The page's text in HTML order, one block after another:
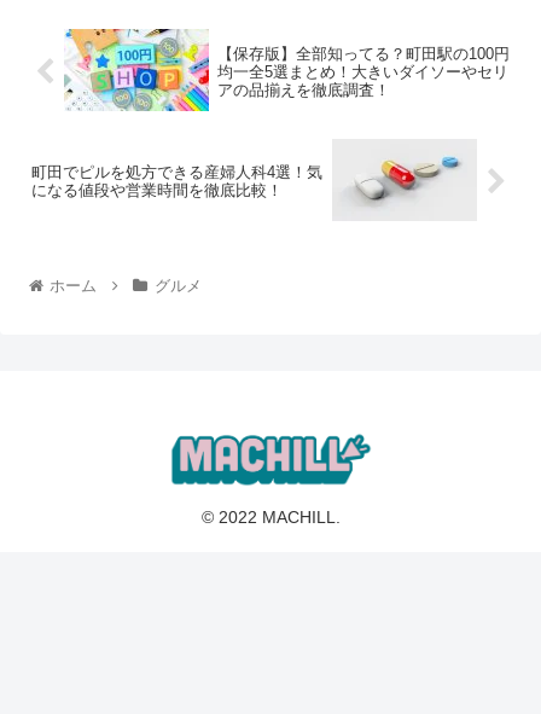
【保存版】全部知ってる？町田駅の100円
均一全5選まとめ！大きいダイソーやセリ
アの品揃えを徹底調査！
町田でピルを処方できる産婦人科4選！気
になる値段や営業時間を徹底比較！
ホーム グルメ
© 2022 MACHILL.